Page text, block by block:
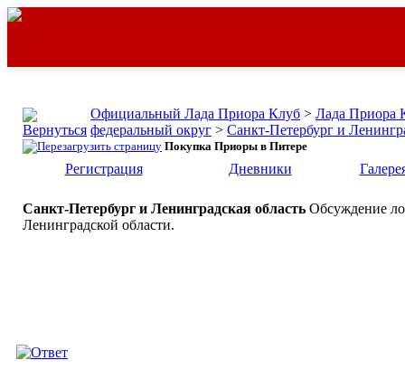
Официальный Лада Приора Клуб > Лада Приора
федеральный округ > Санкт-Петербург и
Покупка Приоры в Питере
Регистрация Дневники
Санкт-Петербург и Ленинградская область Обсуждение
Ленинградской области.